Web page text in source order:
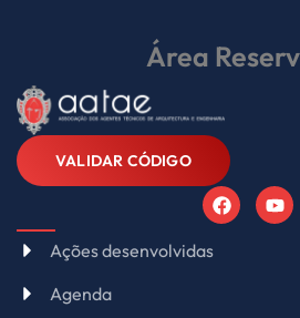
Área
VALIDAR CÓDIGO
Ações desenvolvidas
Agenda